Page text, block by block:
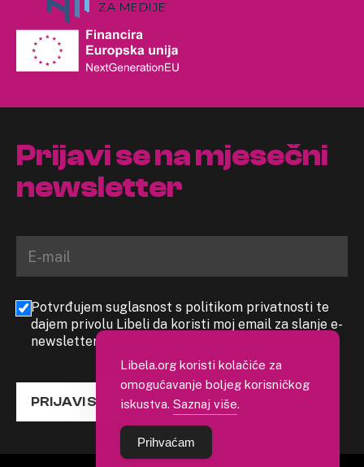
Prijavi se na mjesečni
newsletter
Potvrđujem suglasnost s politikom privatnosti te
dajem privolu Libeli da koristi moj email za slanje e-
newslettera
PRIJAVI SE
Libela.org koristi kolačiće za
omogućavanje boljeg korisničkog
iskustva. Saznaj više.
Prihvaćam